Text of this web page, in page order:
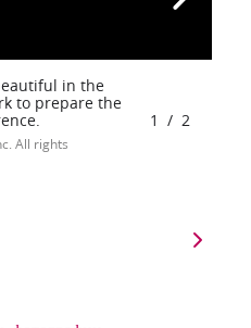
in the
to prepare the
All rights
1 / 2